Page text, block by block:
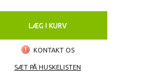
LÆG I KURV
KONTAKT OS
SÆT PÅ HUSKELISTEN